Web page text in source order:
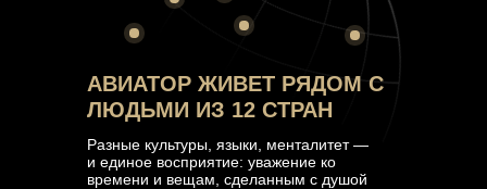
АВИАТОР ЖИВЕТ РЯДОМ С
ЛЮДЬМИ ИЗ 12 СТРАН
Разные культуры, языки, менталитет —
и единое восприятие: уважение ко
времени и вещам, сделанным с душой